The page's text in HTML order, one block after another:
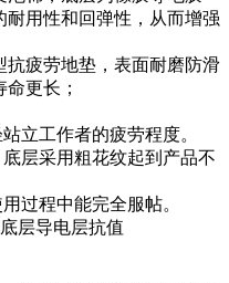
用性和回弹性，从而增强
疲劳地垫，表面耐磨防滑
更长；
立工作者的疲劳程度。
层采用粗花纹起到产品不
过程中能完全服帖。
层导电层抗值